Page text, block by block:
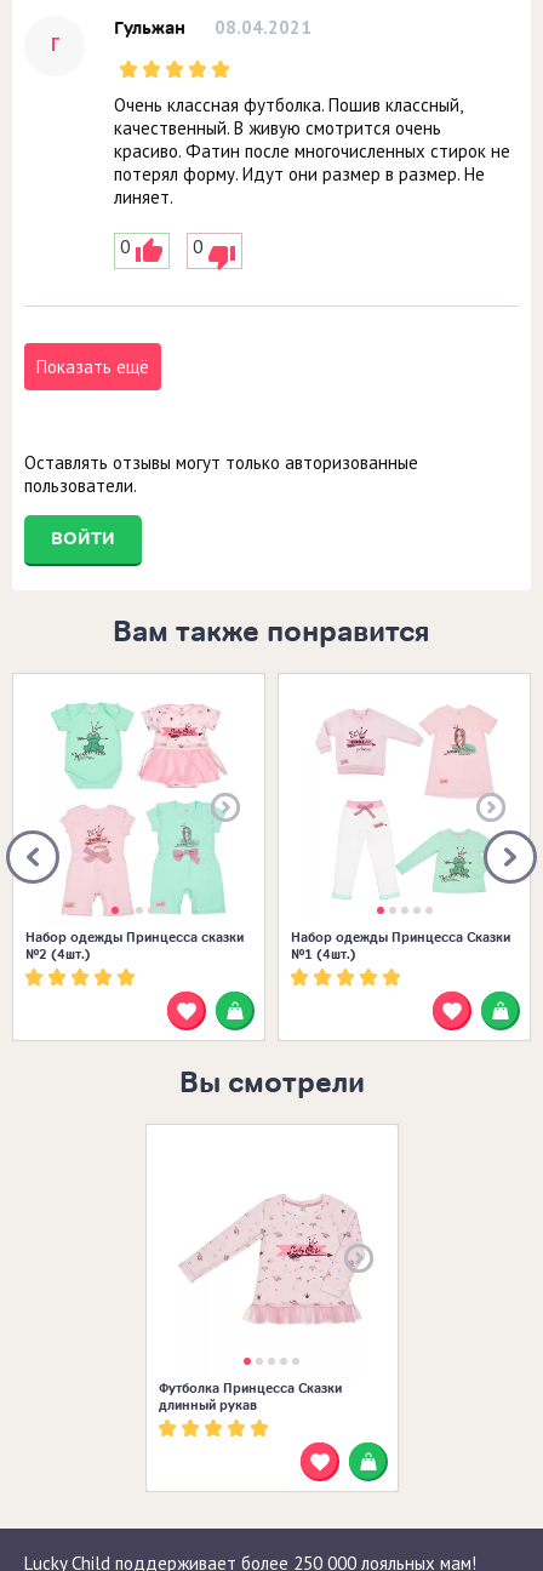
Г
Гульжан 08.04.2021
Очень классная футболка. Пошив классный,
качественный. В живую смотрится очень
красиво. Фатин после многочисленных стирок не
потерял форму. Идут они размер в размер. Не
линяет.
0 0
Показать ещё
Оставлять отзывы могут только авторизованные
пользователи.
ВОЙТИ
Вам также понравится
Размеры в наличии:
Набор одежды Принцесса сказки
№2 (4шт.)
Набор одежды Принцесса Сказки
№1 (4шт.)
Вы смотрели
Футболка Принцесса Сказки
длинный рукав
Lucky Child поддерживает более 250 000 лояльных мам!